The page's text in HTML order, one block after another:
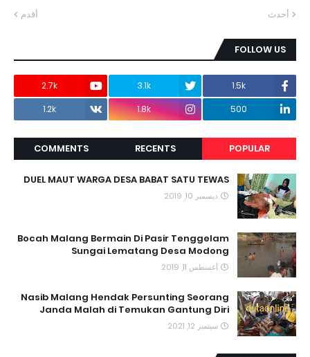
أحدث أقدم
FOLLOW US
1.5k
3.1k
2.7k
500
1.8k
1.2k
POPULAR
RECENTS
COMMENTS
DUEL MAUT WARGA DESA BABAT SATU TEWAS
ديسمبر 10, 2019
Bocah Malang Bermain Di Pasir Tenggelam
Sungai Lematang Desa Modong
أغسطس 11, 2019
Nasib Malang Hendak Persunting Seorang
Janda Malah di Temukan Gantung Diri
سبتمبر 12, 2021